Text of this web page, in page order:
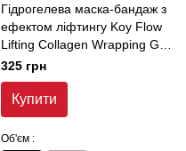
Гідрогелева маска-бандаж з
ефектом ліфтингу Koy Flow
Lifting Collagen Wrapping Gel
Mask
325 грн
Купити
Об'єм :